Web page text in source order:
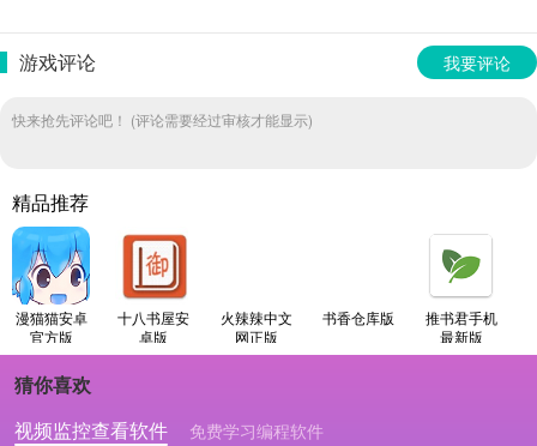
游戏评论 我要评论
快来抢先评论吧！ (评论需要经过审核才能显示)
精品推荐
漫猫猫安卓
官方版
十八书屋安
卓版
火辣辣中文
网正版
书香仓库版
推书君手机
最新版
猜你喜欢
视频监控查看软件
免费学习编程软件